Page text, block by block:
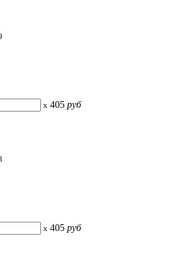
x 405 руб
x 405 руб